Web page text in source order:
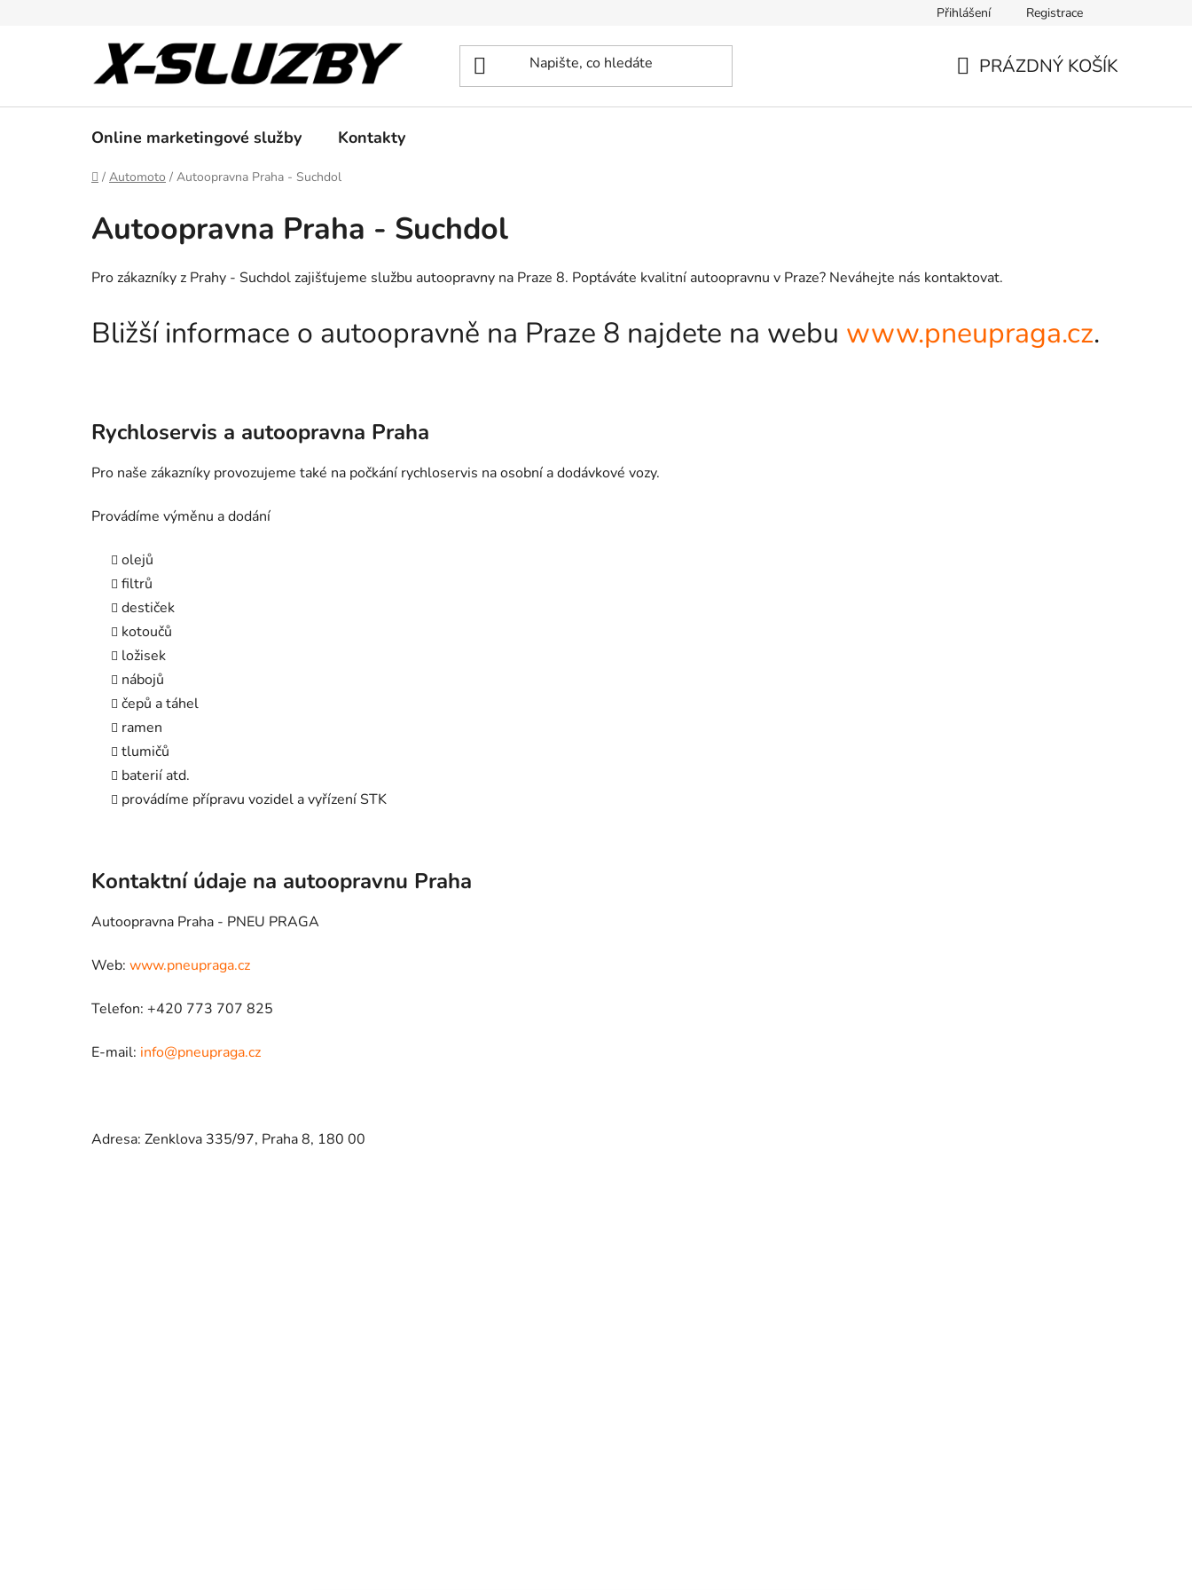
Přihlášení Registrace
PRÁZDNÝ KOŠÍK
Online marketingové služby Kontakty
Domů
/ Automoto / Autoopravna Praha - Suchdol
Autoopravna Praha - Suchdol
Pro zákazníky z Prahy - Suchdol zajišťujeme službu autoopravny na Praze 8. Poptáváte kvalitní autoopravnu v Praze? Neváhejte nás kontaktovat.
Bližší informace o autoopravně na Praze 8 najdete na webu www.pneupraga.cz.
Rychloservis a autoopravna Praha
Pro naše zákazníky provozujeme také na počkání rychloservis na osobní a dodávkové vozy.
Provádíme výměnu a dodání
olejů
filtrů
destiček
kotoučů
ložisek
nábojů
čepů a táhel
ramen
tlumičů
baterií atd.
provádíme přípravu vozidel a vyřízení STK
Kontaktní údaje na autoopravnu Praha
Autoopravna Praha - PNEU PRAGA
Web: www.pneupraga.cz
Telefon: +420 773 707 825
E-mail: info@pneupraga.cz
Adresa: Zenklova 335/97, Praha 8, 180 00